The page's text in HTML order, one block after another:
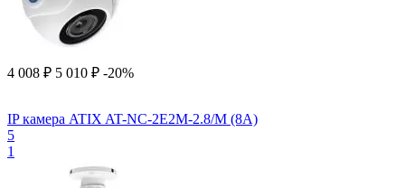
4 008 ₽ 5 010 ₽ -20%
IP камера ATIX AT-NC-2E2M-2.8/M (8A)
5
1